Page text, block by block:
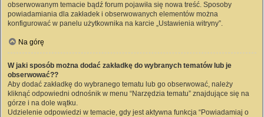
obserwowanym temacie bądź forum pojawiła się nowa treść. Sposoby
powiadamiania dla zakładek i obserwowanych elementów można
konfigurować w panelu użytkownika na karcie „Ustawienia witryny”.
Na górę
W jaki sposób można dodać zakładkę do wybranych tematów lub je
obserwować??
Aby dodać zakładkę do wybranego tematu lub go obserwować, należy
kliknąć odpowiedni odnośnik w menu “Narzędzia tematu” znajdujące się na
górze i na dole wątku.
Udzielenie odpowiedzi w temacie, gdy jest aktywna funkcja “Powiadamiaj o